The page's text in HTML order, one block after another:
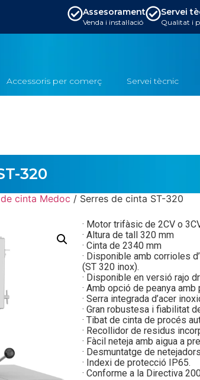
Assesorament
Venda i instal·lació
Servei
Qualitat i
Accessoris per comerç Servei tècnic
320
cinta Medoc / Serres de cinta ST-320
· Motor trifàsic de 2CV o
· Altura de tall 320 mm
· Cinta de 2340 mm
· Disponible amb corrioles
(ST 320 inox).
· Disponible en versió rajo
· Amb opció de peanya
· Serra integrada d’acer
· Gran robustesa i fiabilitat
· Tibat de cinta de procés
· Recollidor de residus
· Fàcil neteja amb aigua a
· Desmuntatge de
· Indexi de protecció IP65.
· Conforme a la Directiva